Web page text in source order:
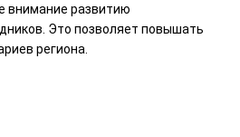
внимание развитию
Это позволяет повышать
региона.